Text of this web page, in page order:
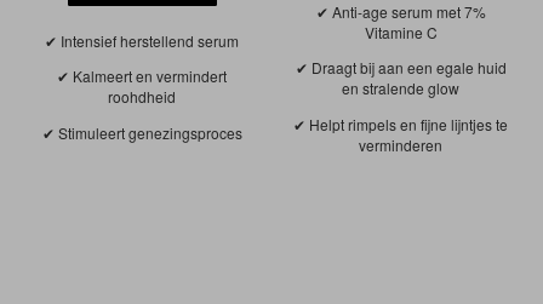
Intensief herstellend serum
Kalmeert en vermindert
roohdheid
Stimuleert genezingsproces
Anti-age serum met 7%
Vitamine C
Draagt bij aan een egale huid
en stralende glow
Helpt rimpels en fijne lijntjes te
verminderen